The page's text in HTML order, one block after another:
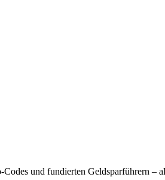
und fundierten Geldsparführern –